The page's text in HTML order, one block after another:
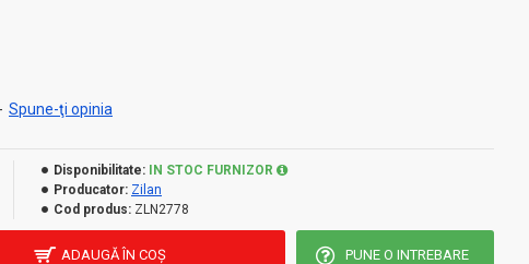
- Spune-ţi opinia
Disponibilitate:
IN STOC FURNIZOR
Producator: Zilan
Cod produs: ZLN2778
ADAUGĂ ÎN COŞ PUNE O INTREBARE